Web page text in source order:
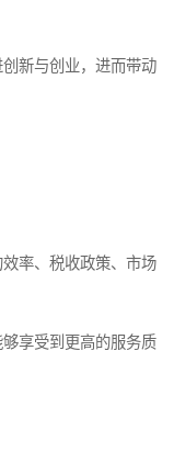
新与创业，进而带动
率、税收政策、市场
享受到更高的服务质